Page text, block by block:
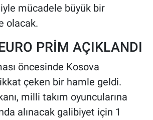
mücadele büyük bir
olacak.
PRİM AÇIKLANDI
öncesinde Kosova
çeken bir hamle geldi.
milli takım oyuncularına
alınacak galibiyet için 1